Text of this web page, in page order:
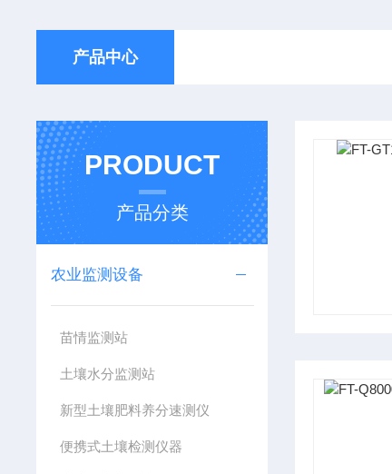
产品中心
PRODUCT
产品分类
农业监测设备
苗情监测站
土壤水分监测站
新型土壤肥料养分速测仪
便携式土壤检测仪器